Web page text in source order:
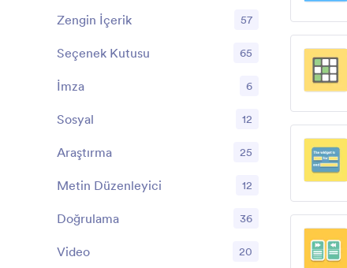
Zengin İçerik 57
Seçenek Kutusu 65
İmza 6
Sosyal 12
Araştırma 25
Metin Düzenleyici 12
Doğrulama 36
Video 20